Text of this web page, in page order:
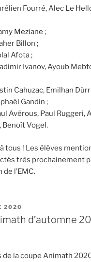
Fourré, Alec Le
Meziane ;
Billon ;
Afota ;
Ivanov, Ayoub
Cahuzac, Emilhan
Gandin ;
Avérous, Paul Ruggeri,
Benoît Vogel.
tous ! Les élèves
très prochainement
de l’EMC.
2020
d’automne
de la coupe Animath